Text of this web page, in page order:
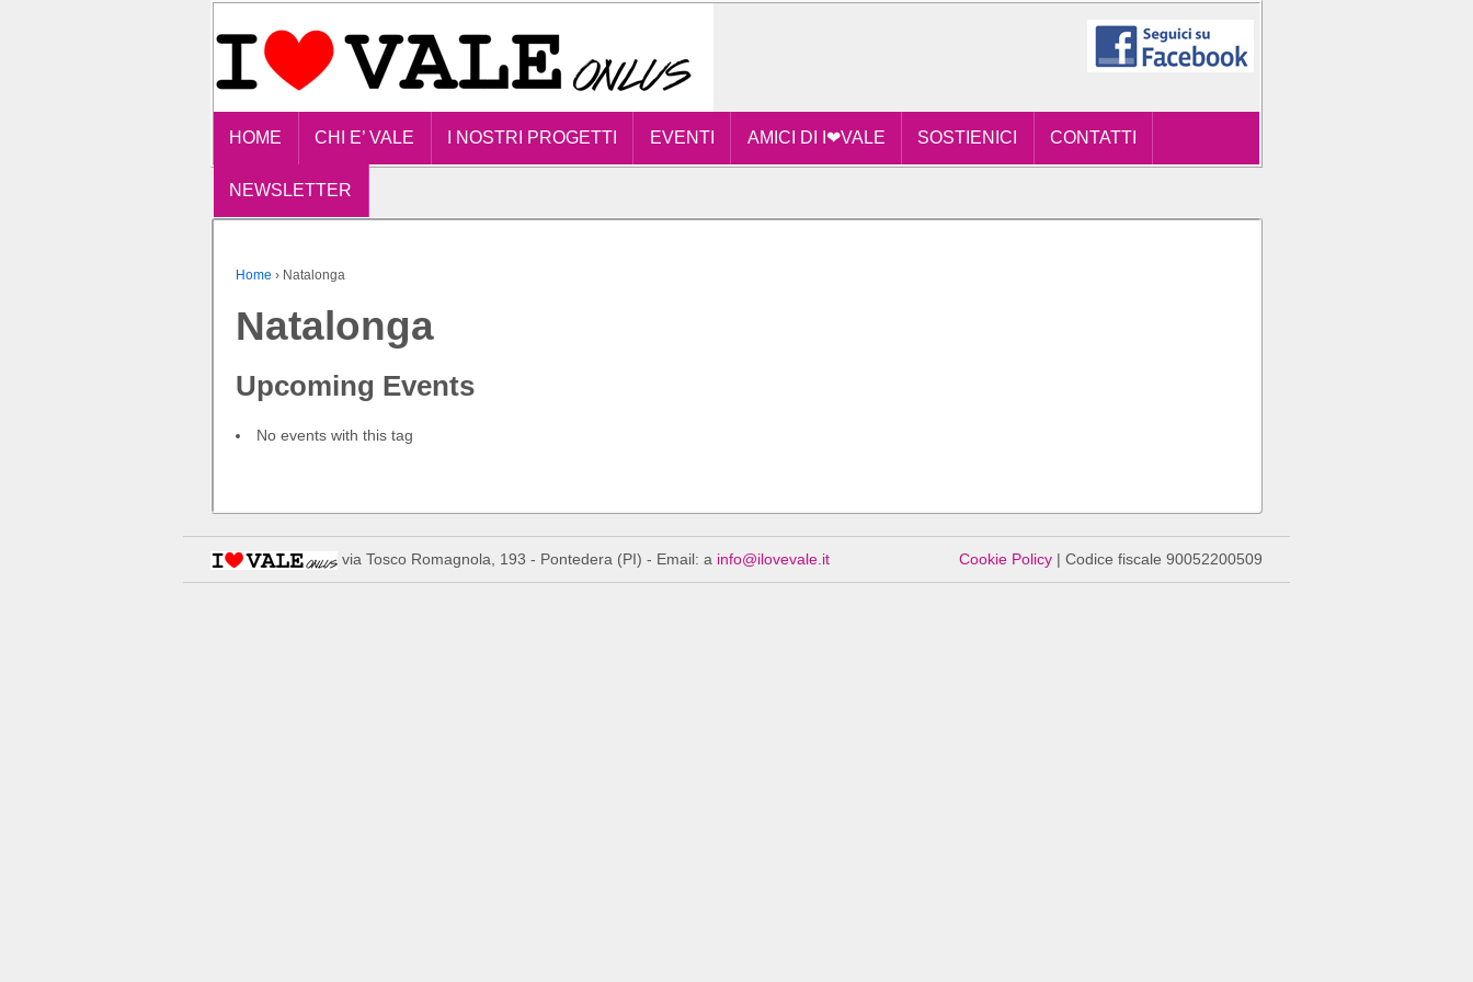
HOME CHI E’ VALE I NOSTRI PROGETTI EVENTI AMICI DI I❤VALE SOSTIENICI CONTATTI
NEWSLETTER
Home › Natalonga
Natalonga
Upcoming Events
No events with this tag
via Tosco Romagnola, 193 - Pontedera (PI) - Email: a info@ilovevale.it Cookie Policy| Codice fiscale 90052200509